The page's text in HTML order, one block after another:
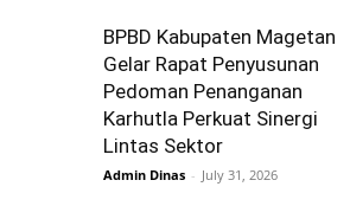
BPBD Kabupaten Magetan
Gelar Rapat Penyusunan
Pedoman Penanganan
Karhutla Perkuat Sinergi
Lintas Sektor
Admin Dinas - July 31, 2026